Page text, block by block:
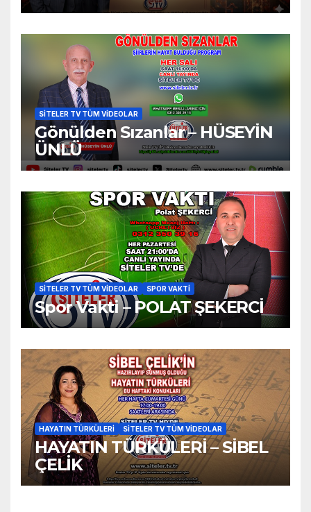
SITELER TV TÜM VIDEOLAR
Gönülden Sızanlar – HÜSEYİN
ÜNLÜ
SITELER TV TÜM VIDEOLAR SPOR VAKTI
Spor Vakti – POLAT ŞEKERCİ
HAYATIN TÜRKÜLERI SITELER TV TÜM VIDEOLAR
HAYATIN TÜRKÜLERİ – SİBEL
ÇELİK